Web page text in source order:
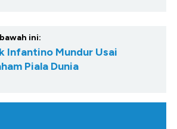
ini:
Infantino Mundur Usai
Piala Dunia